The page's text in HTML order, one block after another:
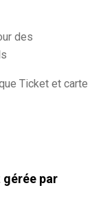
des
Ticket et carte
gérée par